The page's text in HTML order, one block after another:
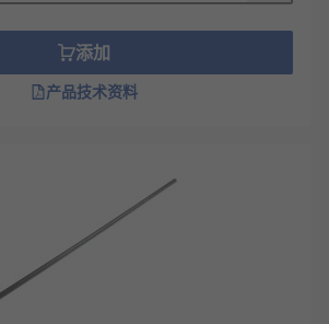
添加
产品技术资料